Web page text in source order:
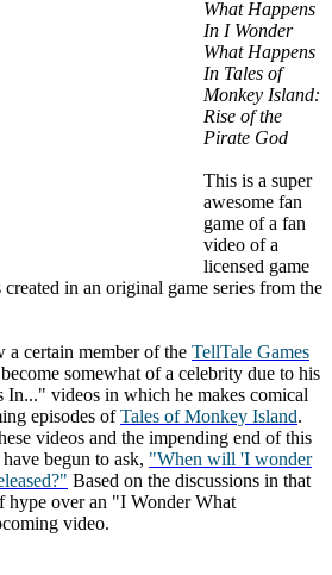
What Happens
In I Wonder
What Happens
In Tales of
Monkey Island:
Rise of the
Pirate God
This is a super
awesome fan
game of a fan
video of a
licensed game
created in an original game series from the
certain member of the TellTale Games
somewhat of a celebrity due to his
In..." videos in which he makes comical
episodes ofTales of Monkey Island.
videos and the impending end of this
begun to ask, "When will 'I wonder
Based on the discussions in that
hype over an "I Wonder What
video.